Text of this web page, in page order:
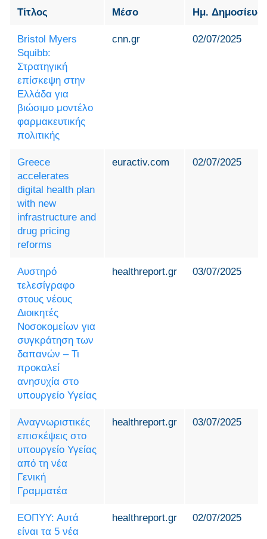
Τίτλος Μέσο Ημ.
Bristol Myers
Squibb:
Στρατηγική
επίσκεψη στην
Ελλάδα για
βιώσιμο μοντέλο
φαρμακευτικής
πολιτικής
cnn.gr 02/07/2025
Greece
accelerates
digital health plan
with new
infrastructure and
drug pricing
reforms
euractiv.com 02/07/2025
Αυστηρό
τελεσίγραφο
στους νέους
Διοικητές
Νοσοκομείων για
συγκράτηση των
δαπανών – Τι
προκαλεί
ανησυχία στο
υπουργείο Υγείας
healthreport.gr 03/07/2025
Αναγνωριστικές
επισκέψεις στο
υπουργείο Υγείας
από τη νέα
Γενική
Γραμματέα
healthreport.gr 03/07/2025
ΕΟΠΥΥ: Αυτά
είναι τα 5 νέα
healthreport.gr 02/07/2025